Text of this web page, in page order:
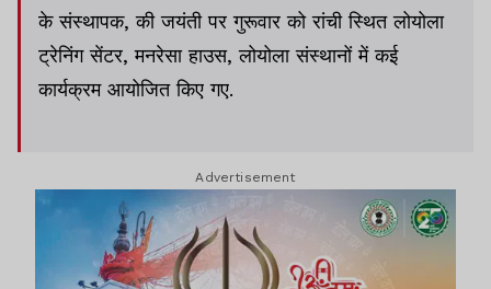
के संस्थापक, की जयंती पर गुरूवार को रांची स्थित लोयोला
ट्रेनिंग सेंटर, मनरेसा हाउस, लोयोला संस्थानों में कई
कार्यक्रम आयोजित किए गए.
Advertisement